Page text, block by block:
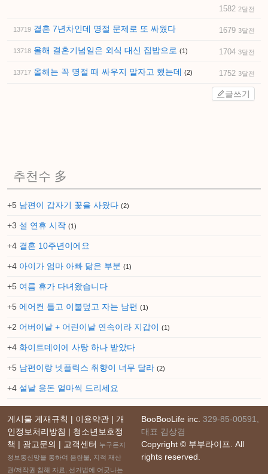
1582 2달전
13719 결혼 7년차인데 명절 문제로 또 싸웠다 1679 3달전
13718 올해 결혼기념일은 외식 대신 집밥으로 (1) 1704 3달전
13717 올해는 꼭 명절 때 싸우지 말자고 했는데 (2) 1752 3달전
글쓰기
추천수 多
+5 남편이 갑자기 꽃을 사왔다 (2)
+3 설 연휴 시작 (1)
+4 결혼 10주년이에요
+4 아이가 엄마 아빠 닮은 부분 (1)
+5 여름 휴가 다녀왔습니다
+5 에어컨 틀고 이불덮고 자는 남편 (1)
+2 어버이날 + 어린이날 연속이라 지갑이 (1)
+4 화이트데이에 사탕 하나 받았다
+5 남편이랑 넷플릭스 취향이 너무 달라 (2)
+4 설날 용돈 얼마씩 드리세요
게시물 게재규칙 | 이용약관 | 개
인정보처리방침 | 청소년보호정
책 | 광고문의 | 고객센터 누구든지
정보통신망을 통하여 음란물, 지적 재산
권/저작권 침해 자료, 선거법에 어긋나는
BooBooLife inc. 329-85-00591,
대표 김상겸
Copyright © 부부라이프. All
rights reserved.